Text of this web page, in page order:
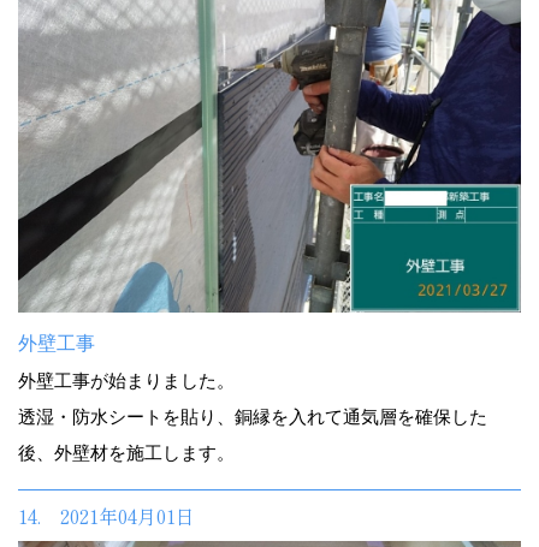
外壁工事
外壁工事が始まりました。
透湿・防水シートを貼り、銅縁を入れて通気層を確保した
後、外壁材を施工します。
14. 2021年04月01日